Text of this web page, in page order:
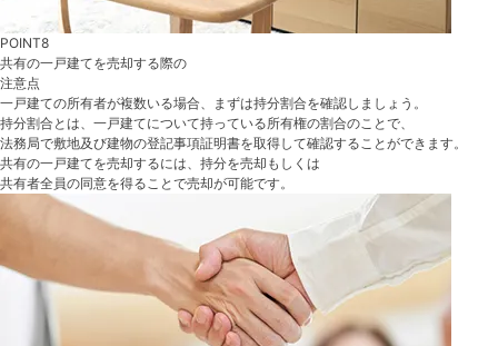
POINT8
共有の一戸建てを売却する際の
注意点
一戸建ての所有者が複数いる場合、まずは持分割合を確認しましょう。
持分割合とは、一戸建てについて持っている所有権の割合のことで、
法務局で敷地及び建物の登記事項証明書を取得して確認することができます。
共有の一戸建てを売却するには、持分を売却もしくは
共有者全員の同意を得ることで売却が可能です。